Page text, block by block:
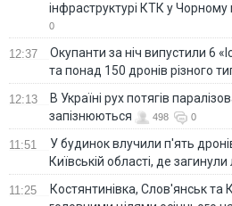
інфраструктурі КТК у
0
12:37
Окупанти за ніч випустили 6
та понад 150 дронів різного
12:13
В Україні рух потягів
запізнюються
498 0
11:51
У будинок влучили п'ять
Київській області, де
11:25
Костянтинівка, Слов'янськ та